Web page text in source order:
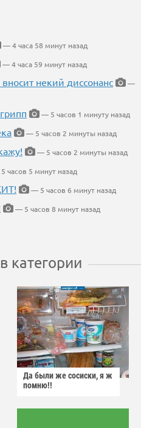
— 4 часа 58 минут назад
— 4 часа 59 минут назад
некий диссонанс
—
— 5 часов 1 минуту назад
— 5 часов 2 минуты назад
— 5 часов 2 минуты назад
часов 5 минут назад
— 5 часов 6 минут назад
— 5 часов 8 минут назад
категории
Да были же сосиски, я ж
помню!!